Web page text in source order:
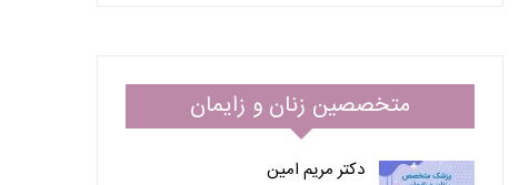
متخصصین زنان و زایمان
دکتر مریم امین